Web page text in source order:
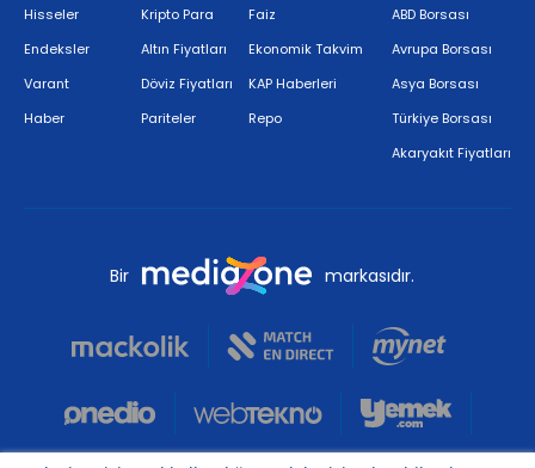
Hisseler
Endeksler
Varant
Haber
Kripto Para
Altın Fiyatları
Döviz Fiyatları
Pariteler
Faiz
Ekonomik Takvim
KAP Haberleri
Repo
ABD Borsası
Avrupa Borsası
Asya Borsası
Türkiye Borsası
Akaryakıt Fiyatları
Bir markasıdır.